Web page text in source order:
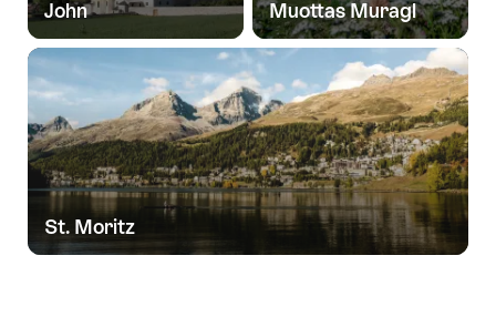
John Muottas Muragl
St. Moritz